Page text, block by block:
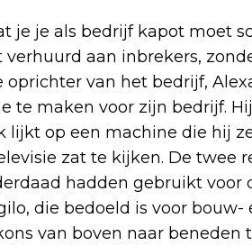
je je als bedrijf kapot moet
aan inbrekers,
oprichter van het bedrijf,
te maken voor zijn bedrijf.
lijkt op een machine die hij
zat te kijken. De twee
hadden gebruikt voor
die bedoeld is voor bouw-
van boven naar beneden